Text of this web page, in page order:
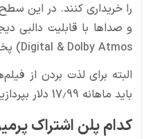
Digital & Dolby Atmos) پخش می‌شوند.
البته برای لذت بردن از
باید ماهانه 17.99 دلار بپردازید.
کدام پلن اشتراک